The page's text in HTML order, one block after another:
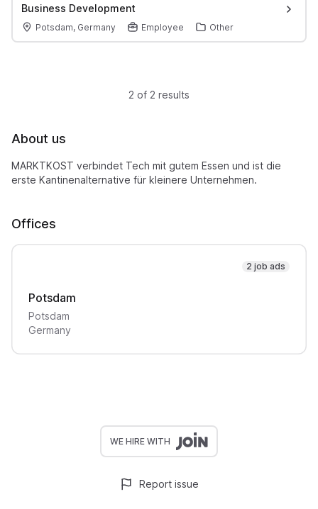
Business Development
Potsdam, Germany Employee Other
2 of 2 results
About us
MARKTKOST verbindet Tech mit gutem Essen und ist die
erste Kantinenalternative für kleinere Unternehmen.
Offices
2 job ads
Potsdam
Potsdam
Germany
WE HIRE WITH
Report issue